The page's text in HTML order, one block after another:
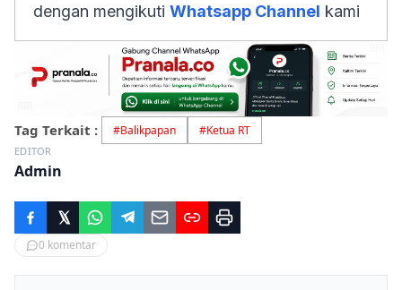
dengan mengikuti Whatsapp Channel kami
Tag Terkait : #Balikpapan #Ketua RT
EDITOR
Admin
0 komentar